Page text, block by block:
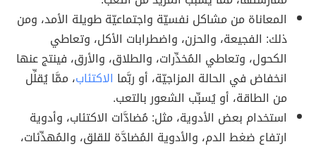
المعاناة من مشاكل نفسيّة واجتماعيّة طويلة الأمد، ومن
ذلك: الفجيعة، والحزن، واضطرابات الأكل، وتعاطي
الكحول، وتعاطي المُخدِّرات، والطلاق، والأرق، فينتج عنها
انخفاض في الحالة المزاجيّة، أو ربَّما الاكتئاب، ممَّا يُقلِّل
من الطاقة، أو يُسبِّب الشعور بالتعب.
استخدام بعض الأدوية، مثل: مُضادَّات الاكتئاب، وأدوية
ارتفاع ضغط الدم، والأدوية المُضادَّة للقلق، والمُهدِّئات،